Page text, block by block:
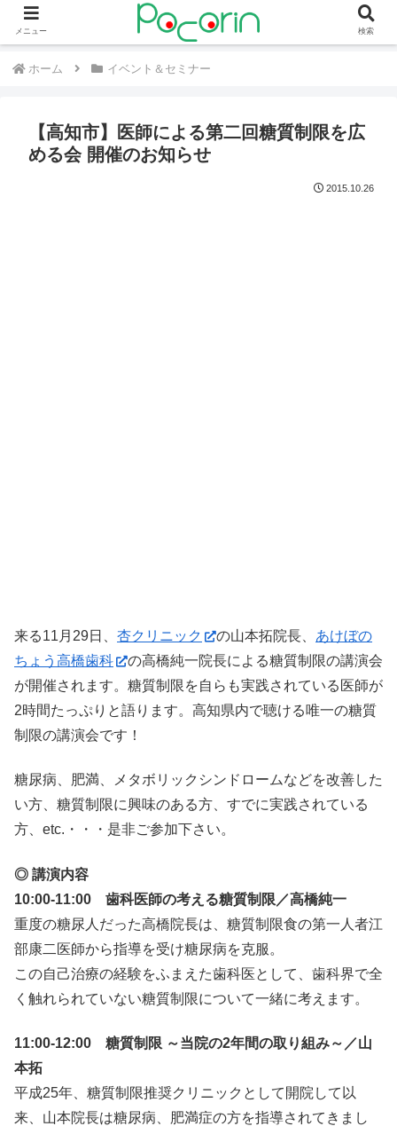
ホーム イベント＆セミナー
【高知市】医師による第二回糖質制限を広
める会 開催のお知らせ
2015.10.26
来る11月29日、 杏クリニック の山本拓院長、 あけぼの
ちょう高橋歯科
の高橋純一院長による糖質制限の講演会
が開催されます。糖質制限を自らも実践されている医師が
2時間たっぷりと語ります。高知県内で聴ける唯一の糖質
制限の講演会です！
糖尿病、肥満、メタボリックシンドロームなどを改善した
い方、糖質制限に興味のある方、すでに実践されている
方、etc.・・・是非ご参加下さい。
◎ 講演内容
10:00-11:00 歯科医師の考える糖質制限／高橋純一
重度の糖尿人だった高橋院長は、糖質制限食の第一人者江
部康二医師から指導を受け糖尿病を克服。
この自己治療の経験をふまえた歯科医として、歯科界で全
く触れられていない糖質制限について一緒に考えます。
11:00-12:00 糖質制限 ～当院の2年間の取り組み～／山
本拓
平成25年、糖質制限推奨クリニックとして開院して以
来、山本院長は糖尿病、肥満症の方を指導されてきまし
メニュー 検索